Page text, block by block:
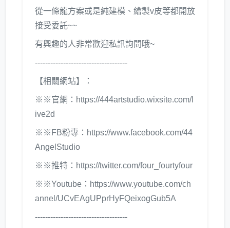
從一條龍方案或是純建模、繪製v皮等都開放
接受委託~~
有興趣的人非常歡迎私訊詢問哦~
------------------------------------
【相關網站】：
※※官網： https://444artstudio.wixsite.com/l
ive2d
※※FB粉專： https://www.facebook.com/44
AngelStudio
※※推特： https://twitter.com/four_fourtyfour
※※Youtube： https://www.youtube.com/ch
annel/UCvEAgUPprHyFQeixogGub5A
------------------------------------